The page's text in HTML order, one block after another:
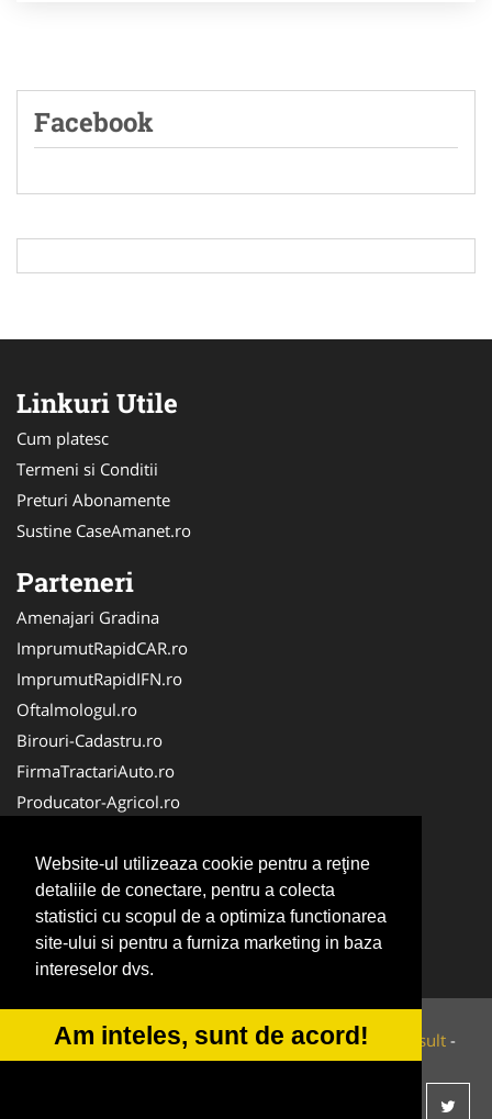
Website-ul utilizeaza cookie pentru a reţine
detaliile de conectare, pentru a colecta
statistici cu scopul de a optimiza functionarea
site-ului si pentru a furniza marketing in baza
intereselor dvs.
Am inteles, sunt de acord!
Facebook
Linkuri Utile
Cum platesc
Termeni si Conditii
Preturi Abonamente
Sustine CaseAmanet.ro
Parteneri
Amenajari Gradina
ImprumutRapidCAR.ro
ImprumutRapidIFN.ro
Oftalmologul.ro
Birouri-Cadastru.ro
FirmaTractariAuto.ro
Producator-Agricol.ro
Brutari
Apicultorul.com
CentruInchirieri.ro
Medic-Bun.com
© 2014-2026 Powered byVilonMedia&Tokaido Consult -